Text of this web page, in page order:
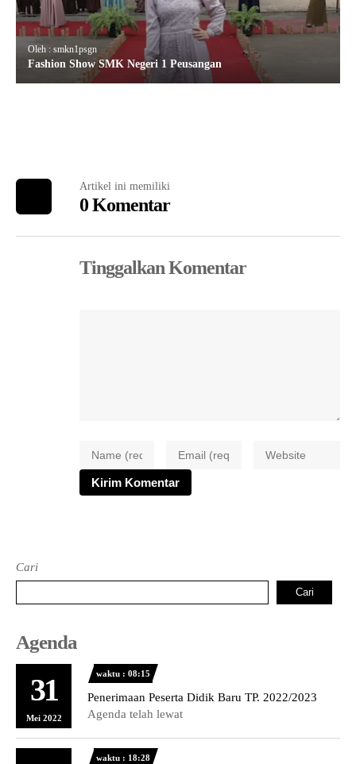
Oleh : smkn1psgn
Fashion Show SMK Negeri 1 Peusangan
Artikel ini memiliki
0 Komentar
Tinggalkan Komentar
Cari
Cari
Agenda
31
Mei 2022
waktu : 08:15
Penerimaan Peserta Didik Baru TP. 2022/2023
Agenda telah lewat
waktu : 18:28